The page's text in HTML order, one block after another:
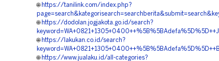
🌐 https://tanilink.com/index.php?
🌐 https://dodolan.jogjakota.go.id/search?
🌐 https://lakukan.co.id/search?
🌐 https://www.jualaku.id/all-categories?